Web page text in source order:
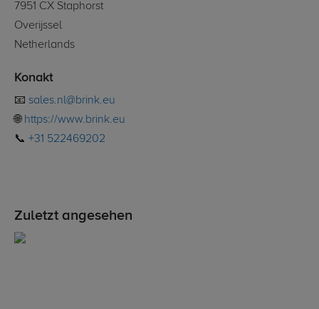
7951 CX Staphorst
Overijssel
Netherlands
Konakt
📧 sales.nl@brink.eu
🌐 https://www.brink.eu
📞 +31 522469202
Zuletzt angesehen